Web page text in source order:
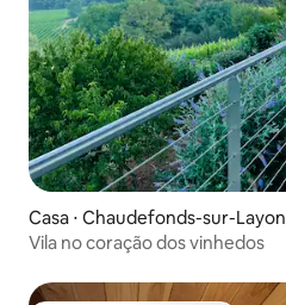
Casa ⋅ Chaudefonds-sur-Layon
Vila no coração dos vinhedos